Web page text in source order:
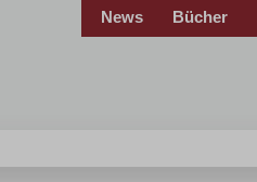
News Bücher